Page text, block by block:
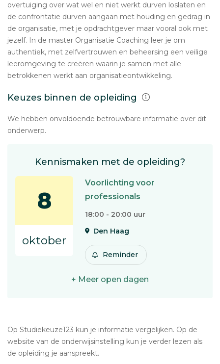
overtuiging over wat wel en niet werkt durven loslaten en
de confrontatie durven aangaan met houding en gedrag in
de organisatie, met je opdrachtgever maar vooral ook met
jezelf. In de master Organisatie Coaching leer je om
authentiek, met zelfvertrouwen en beheersing een veilige
leeromgeving te creëren waarin je samen met alle
betrokkenen werkt aan organisatieontwikkeling.
Keuzes binnen de opleiding
We hebben onvoldoende betrouwbare informatie over dit
onderwerp.
Kennismaken met de opleiding?
8
oktober
Voorlichting voor
professionals
18:00 - 20:00 uur
Den Haag
Reminder
+ Meer open dagen
Op Studiekeuze123 kun je informatie vergelijken. Op de
website van de onderwijsinstelling kun je verder lezen als
de opleiding je aanspreekt.